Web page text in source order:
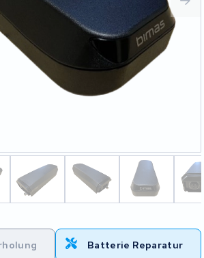
Batterie Reparatur